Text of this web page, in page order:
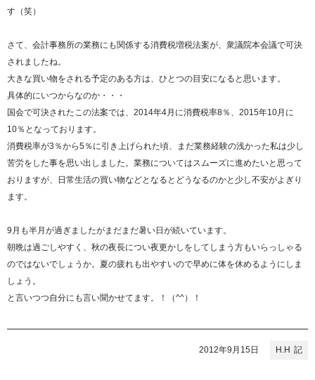
す（笑）
さて、会計事務所の業務にも関係する消費税増税法案が、衆議院本会議で可決
されましたね。
大きな買い物をされる予定のある方は、ひとつの目安になると思います。
具体的にいつからなのか・・・
国会で可決されたこの法案では、2014年4月に消費税率8％、2015年10月に
10％となっております。
消費税率が3％から5％に引き上げられた頃、まだ業務経験の浅かった私は少し
苦労をした事を思い出しました。業務についてはスムーズに進めたいと思って
おりますが、日常生活の買い物などとなるとどうなるのかと少し不安がよぎり
ます。
9月も半月が過ぎましたがまだまだ暑い日が続いています。
朝晩は過ごしやすく、秋の夜長につい夜更かしをしてしまう方もいらっしゃる
のではないでしょうか。夏の疲れも出やすいので早めに体を休めるようにしま
しょう。
と言いつつ自分にも言い聞かせてます。！（^^）！
H.H
2012年9月15日